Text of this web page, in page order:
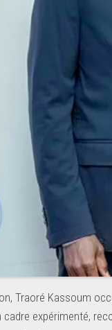
Traoré Kassoum
cadre expérimenté,